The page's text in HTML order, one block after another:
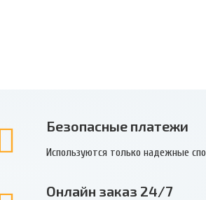
Безопасные платежи
Используются только надежные
Онлайн заказ 24/7